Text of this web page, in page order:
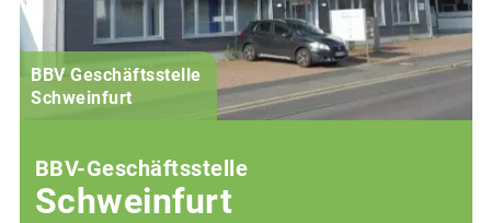
BBV Geschäftsstelle
Schweinfurt
BBV-Geschäftsstelle
Schweinfurt